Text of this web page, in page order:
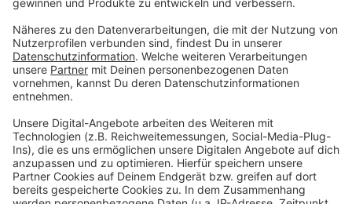
Trennwände entscheiden, würde das eine Änderung
der Sondernutzungsordnung nach sich ziehen. Die
gilt dann für alle Gastronomen. Auch eine Öffnung der
Außengastronomie bis in den Winter hinein, ließe sich
kaum allein auf den Kornmarkt beschränken. Bisher
müssen die Tische, Bänke, Pflanzen und
Sonnenschirme draußen bis Ende Oktober abgebaut
sein.
Anzeige